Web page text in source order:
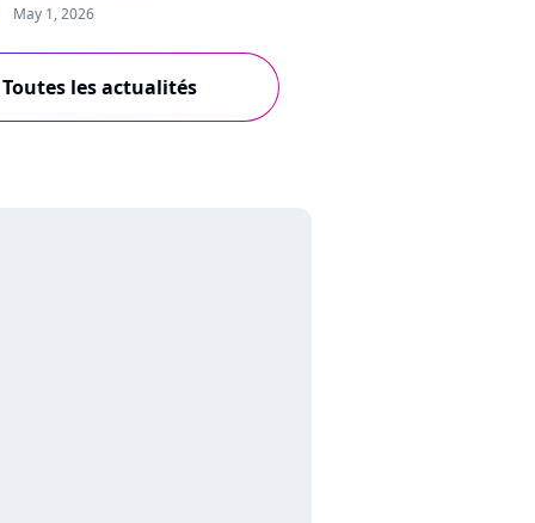
May 1, 2026
Toutes les actualités